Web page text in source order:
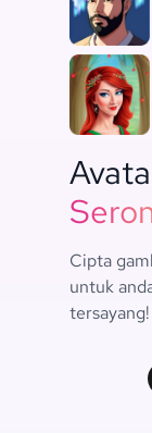
Cipta
untuk
tersayang!